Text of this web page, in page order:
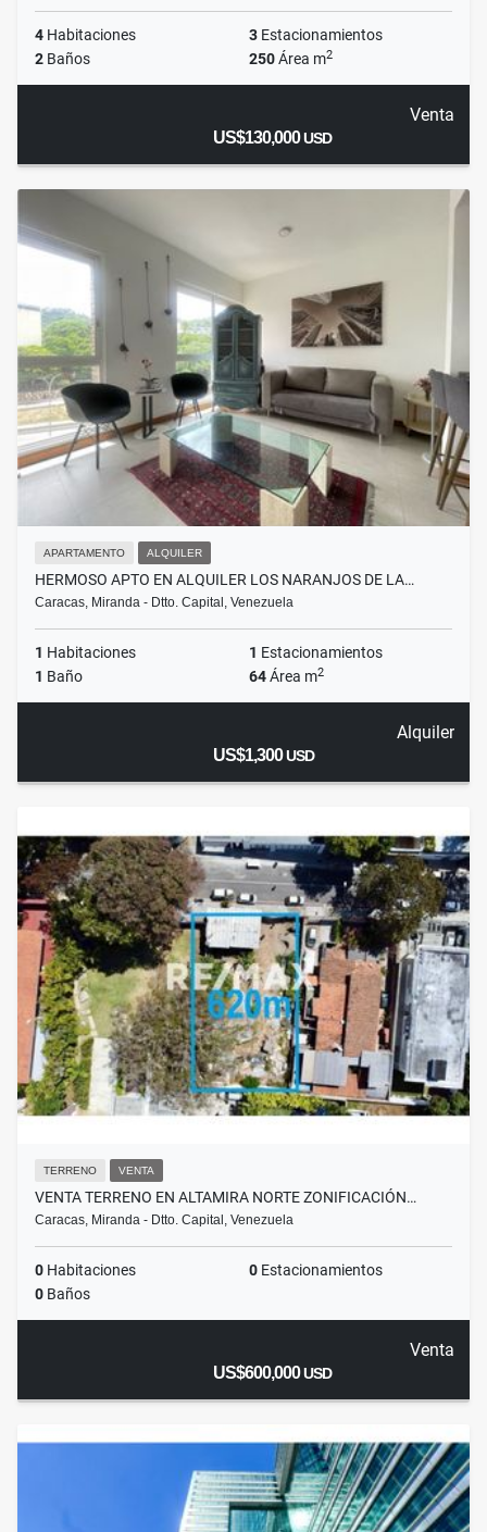
4 Habitaciones 3 Estacionamientos
2 Baños 250Área m2
Venta
US$130,000USD
APARTAMENTO ALQUILER
HERMOSO APTO EN ALQUILER LOS NARANJOS DE LA…
Caracas, Miranda - Dtto. Capital, Venezuela
1 Habitaciones 1 Estacionamientos
1 Baño 64Área m2
Alquiler
US$1,300USD
TERRENO VENTA
VENTA TERRENO EN ALTAMIRA NORTE ZONIFICACIÓN…
Caracas, Miranda - Dtto. Capital, Venezuela
0 Habitaciones 0 Estacionamientos
0 Baños
Venta
US$600,000USD